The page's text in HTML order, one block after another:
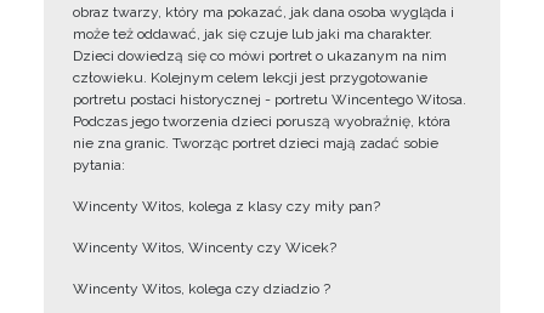
obraz twarzy, który ma pokazać, jak dana osoba wygląda i
może też oddawać, jak się czuje lub jaki ma charakter.
Dzieci dowiedzą się co mówi portret o ukazanym na nim
człowieku. Kolejnym celem lekcji jest przygotowanie
portretu postaci historycznej - portretu Wincentego Witosa.
Podczas jego tworzenia dzieci poruszą wyobraźnię, która
nie zna granic. Tworząc portret dzieci mają zadać sobie
pytania:
Wincenty Witos, kolega z klasy czy miły pan?
Wincenty Witos, Wincenty czy Wicek?
Wincenty Witos, kolega czy dziadzio ?